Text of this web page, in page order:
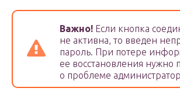
Важно! Если кнопка
не активна, то введен
пароль. При потере
ее восстановления нужно
о проблеме